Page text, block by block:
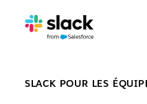
SLACK POUR LES